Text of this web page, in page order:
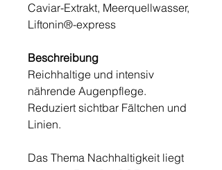
Caviar-Extrakt, Meerquellwasser,
Liftonin®-express
Beschreibung
Reichhaltige und intensiv
nährende Augenpflege.
Reduziert sichtbar Fältchen und
Linien.
Das Thema Nachhaltigkeit liegt